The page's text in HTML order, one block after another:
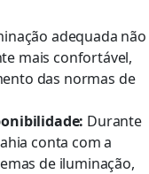
adequada não
mais confortável,
das normas de
Durante
conta com a
de iluminação,